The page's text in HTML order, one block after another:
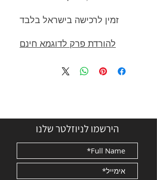
זמין לרכישה בישראל בלבד
להורדת פרק לדוגמא חינם
הירשמו לניוזלטר שלנו